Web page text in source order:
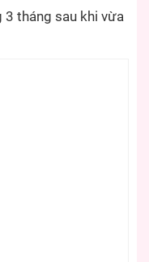
3 tháng sau khi vừa